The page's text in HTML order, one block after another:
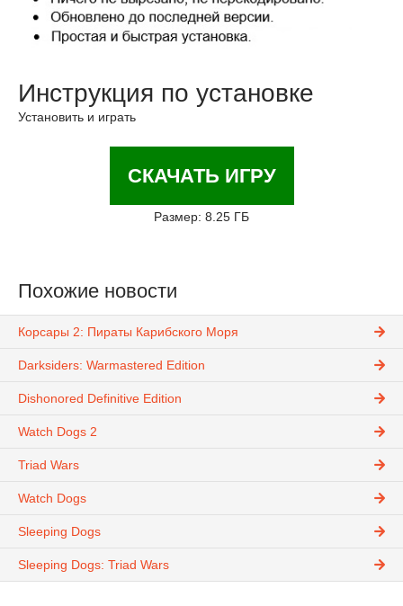
Инструкция по установке
Установить и играть
СКАЧАТЬ ИГРУ
Размер: 8.25 ГБ
Похожие новости
Корсары 2: Пираты Карибского Моря
Darksiders: Warmastered Edition
Dishonored Definitive Edition
Watch Dogs 2
Triad Wars
Watch Dogs
Sleeping Dogs
Sleeping Dogs: Triad Wars